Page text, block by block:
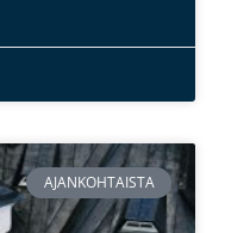
AJANKOHTAISTA